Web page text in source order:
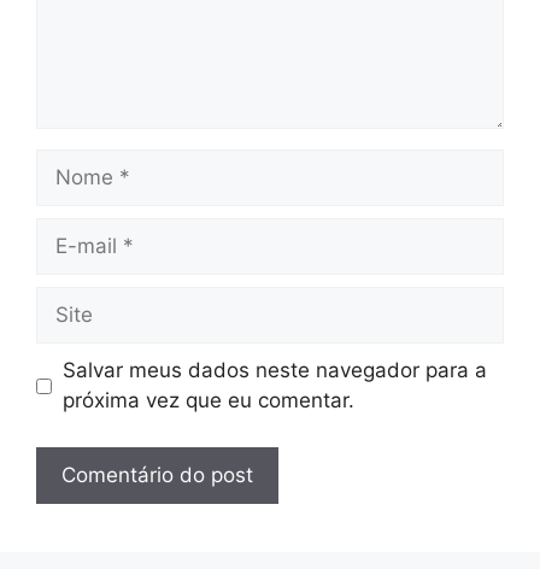
Nome
Site
Salvar meus dados neste navegador para a
próxima vez que eu comentar.